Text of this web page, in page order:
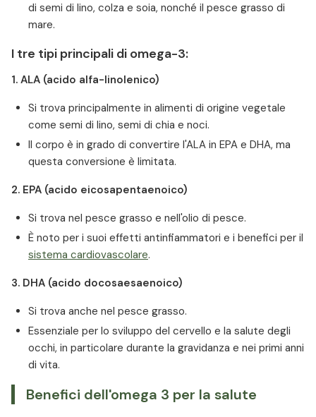
di semi di lino, colza e soia, nonché il pesce grasso di
mare.
I tre tipi principali di omega-3:
1. ALA (acido alfa-linolenico)
Si trova principalmente in alimenti di origine vegetale
come semi di lino, semi di chia e noci.
Il corpo è in grado di convertire l'ALA in EPA e DHA, ma
questa conversione è limitata.
2. EPA (acido eicosapentaenoico)
Si trova nel pesce grasso e nell'olio di pesce.
È noto per i suoi effetti antinfiammatori e i benefici per il
sistema cardiovascolare.
3. DHA (acido docosaesaenoico)
Si trova anche nel pesce grasso.
Essenziale per lo sviluppo del cervello e la salute degli
occhi, in particolare durante la gravidanza e nei primi anni
di vita.
Benefici dell'omega 3 per la salute